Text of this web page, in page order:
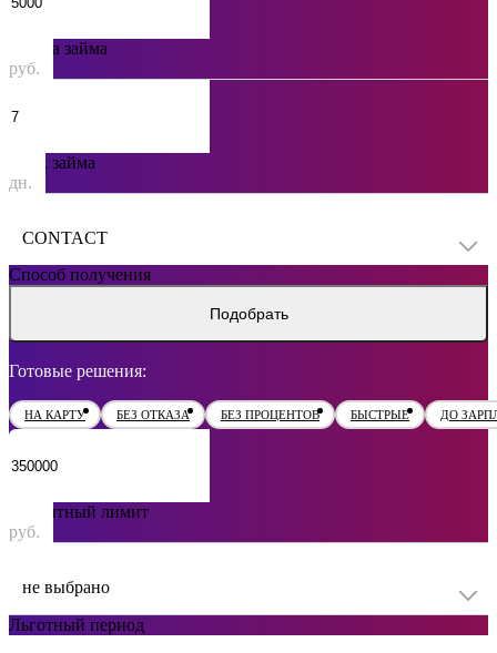
Сумма займа
руб.
Срок займа
дн.
CONTACT
Способ получения
Подобрать
Готовые решения:
НА КАРТУ БЕЗ ОТКАЗА БЕЗ ПРОЦЕНТОВ БЫСТРЫЕ ДО
Кредитный лимит
руб.
не выбрано
Льготный период